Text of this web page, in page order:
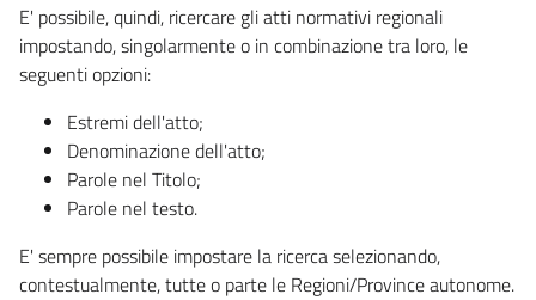
E' possibile, quindi, ricercare gli atti normativi regionali
impostando, singolarmente o in combinazione tra loro, le
seguenti opzioni:
Estremi dell'atto;
Denominazione dell'atto;
Parole nel Titolo;
Parole nel testo.
E' sempre possibile impostare la ricerca selezionando,
contestualmente, tutte o parte le Regioni/Province autonome.